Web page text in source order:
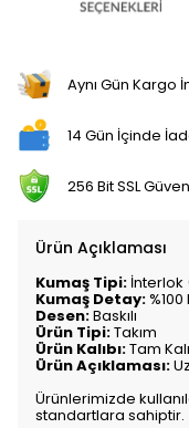
Aynı Gün Kargo
14 Gün İçinde
256 Bit SSL
Ürün Açıklaması
Kumaş Tipi: İnterlok
Kumaş Detay:
Desen:Baskılı
Ürün Tipi:Takım
Ürün Kalıbı:Tam
Ürün Açıklaması:
Ürünlerimizde
standartlara sahiptir.